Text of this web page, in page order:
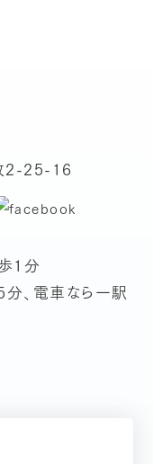
2-25-16
1分
分、電車なら一駅